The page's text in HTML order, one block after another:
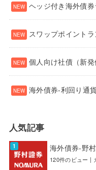
ヘッジ付き海外債
スワップポイント
個人向け社債（新
海外債券-利回り通
人気記事
海外債券-野
120件のビュー |